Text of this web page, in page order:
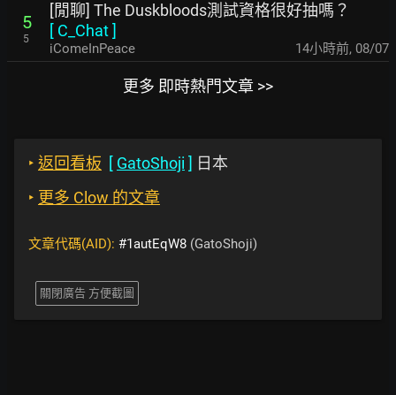
5
5
[閒聊] The Duskbloods測試資格很好抽嗎？
[ C_Chat]
iComeInPeace 14小時前, 08/07
更多 即時熱門文章 >>
‣ 返回看板 [ GatoShoji ] 日本
‣ 更多 Clow 的文章
文章代碼(AID): #1autEqW8 (GatoShoji)
關閉廣告 方便截圖